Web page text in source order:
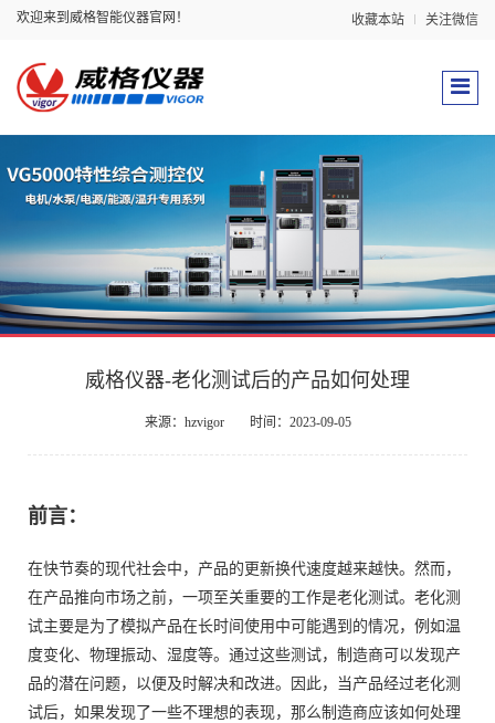
欢迎来到威格智能仪器官网！ 收藏本站 关注微信
威格仪器-老化测试后的产品如何处理
来源：hzvigor 时间：2023-09-05
前言：
在快节奏的现代社会中，产品的更新换代速度越来越快。然而，
在产品推向市场之前，一项至关重要的工作是老化测试。老化测
试主要是为了模拟产品在长时间使用中可能遇到的情况，例如温
度变化、物理振动、湿度等。通过这些测试，制造商可以发现产
品的潜在问题，以便及时解决和改进。因此，当产品经过老化测
试后，如果发现了一些不理想的表现，那么制造商应该如何处理